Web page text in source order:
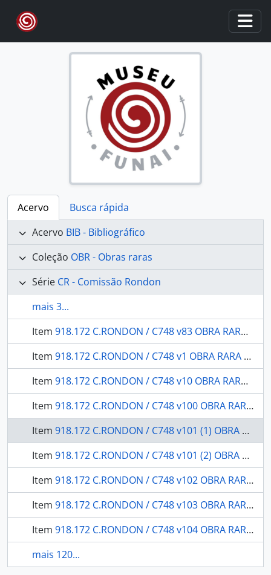
Skip to main content
Acervo
Busca rápida
Acervo BIB - Bibliográfico
Coleção OBR - Obras raras
Série CR - Comissão Rondon
mais 3...
Item 918.172 C.RONDON / C748 v83 OBRA RARA / 19-- - Botânica: parte XII: contribuição para o conhecimento de uma nova espécie de Lentibularicae
Item 918.172 C.RONDON / C748 v1 OBRA RARA / 19-- - Relatório apresentado a Diretoria Geral dos Telegraphos e a Divisão Geral de Engenharia (G.5) do Departamento da Guerra
Item 918.172 C.RONDON / C748 v10 OBRA RARA / 1912 - História Natural Botânica Parte III - Melastomataceas
Item 918.172 C.RONDON / C748 v100 OBRA RARA / 1946 - 19 de Abril: o Dia do Índio as comemorações realizadas em 1944 e 1945 volume I.
Item 918.172 C.RONDON / C748 v101 (1) OBRA RARA / 1946 - Em defesa dos brasilíndios: Conferência realizada pelo prof. Basílio de Magalhães, no auditório do Ministério da Educação e Saúde, a 24 de Abril de 1946, durante a "Semana do Índio".
Item 918.172 C.RONDON / C748 v101 (2) OBRA RARA / 1947 - A influência do índio na linguagem brasileira conferência: proferida pelo Prof. Nelson de Senna da Universidade de Minas Gerais, na sessão de encerramento da Semana do Índio, a 30 de abril de 1946.
Item 918.172 C.RONDON / C748 v102 OBRA RARA / 1947 - Zoologia espongiários (porifera)
Item 918.172 C.RONDON / C748 v103 OBRA RARA / 1954 - Botânica: plantas do Brasil Central: (contribuição ao conhecimento da flora do Brasil).
Item 918.172 C.RONDON / C748 v104 OBRA RARA / 1947 - Os carajás (inan-sou-uéra): contribuição ao estudo dos indígenas brasileiros.
mais 120...